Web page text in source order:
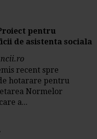
pentru
de asistenta sociala
recent spre
hotarare pentru
Normelor
a...